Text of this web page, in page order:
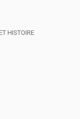
HISTOIRE